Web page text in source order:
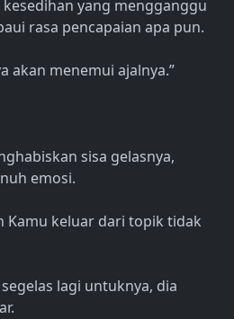
yang mengganggu
rasa pencapaian apa pun.
akan menemui ajalnya.”
sisa gelasnya,
emosi.
Kamu keluar dari topik tidak
lagi untuknya, dia